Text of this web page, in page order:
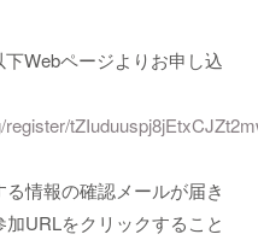
Webページよりお申し込
情報の確認メールが届き
URLをクリックすること